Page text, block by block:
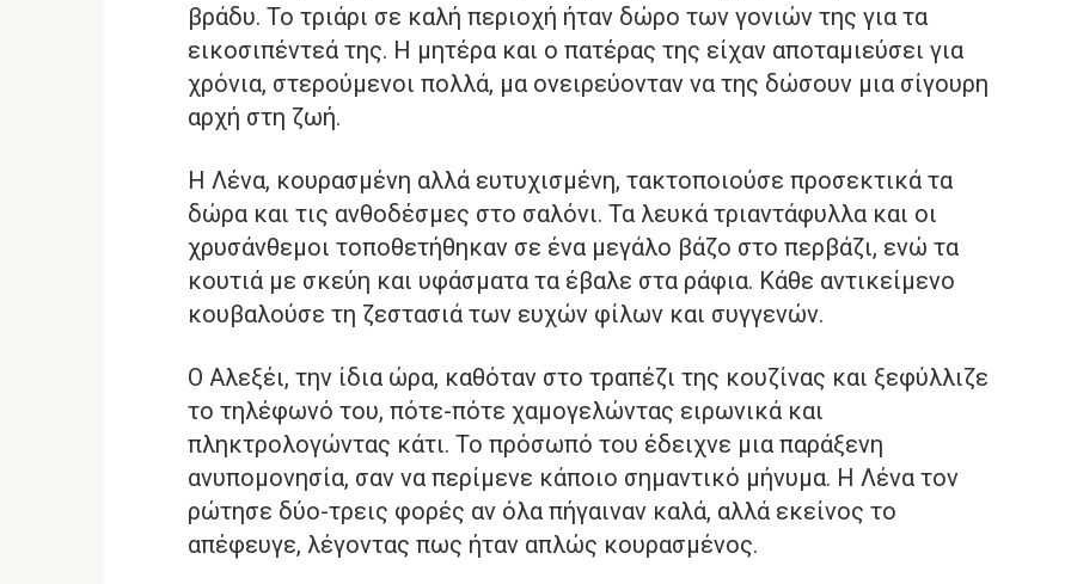
βράδυ. Το τριάρι σε καλή περιοχή ήταν δώρο των γονιών της για τα
εικοσιπέντεά της. Η μητέρα και ο πατέρας της είχαν αποταμιεύσει για
χρόνια, στερούμενοι πολλά, μα ονειρεύονταν να της δώσουν μια σίγουρη
αρχή στη ζωή.
Η Λένα, κουρασμένη αλλά ευτυχισμένη, τακτοποιούσε προσεκτικά τα
δώρα και τις ανθοδέσμες στο σαλόνι. Τα λευκά τριαντάφυλλα και οι
χρυσάνθεμοι τοποθετήθηκαν σε ένα μεγάλο βάζο στο περβάζι, ενώ τα
κουτιά με σκεύη και υφάσματα τα έβαλε στα ράφια. Κάθε αντικείμενο
κουβαλούσε τη ζεστασιά των ευχών φίλων και συγγενών.
Ο Αλεξέι, την ίδια ώρα, καθόταν στο τραπέζι της κουζίνας και ξεφύλλιζε
το τηλέφωνό του, πότε-πότε χαμογελώντας ειρωνικά και
πληκτρολογώντας κάτι. Το πρόσωπό του έδειχνε μια παράξενη
ανυπομονησία, σαν να περίμενε κάποιο σημαντικό μήνυμα. Η Λένα τον
ρώτησε δύο-τρεις φορές αν όλα πήγαιναν καλά, αλλά εκείνος το
απέφευγε, λέγοντας πως ήταν απλώς κουρασμένος.